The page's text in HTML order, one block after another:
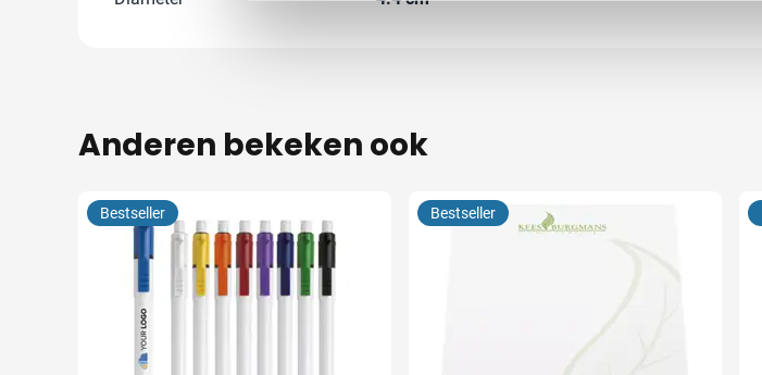
Anderen bekeken ook
Bestseller Bestseller